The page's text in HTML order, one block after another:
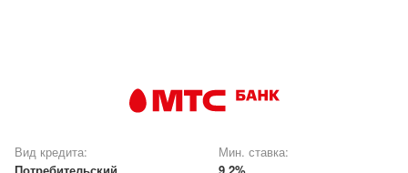
Вид кредита:
Мин. ставка: